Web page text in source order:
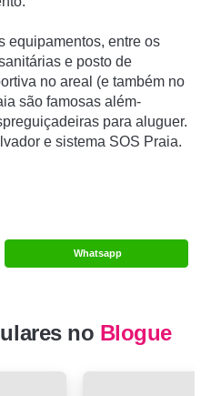
equipamentos, entre os
e posto de
no areal (e também no
são famosas além-
para aluguer.
e sistema SOS Praia.
Whatsapp
no Blogue